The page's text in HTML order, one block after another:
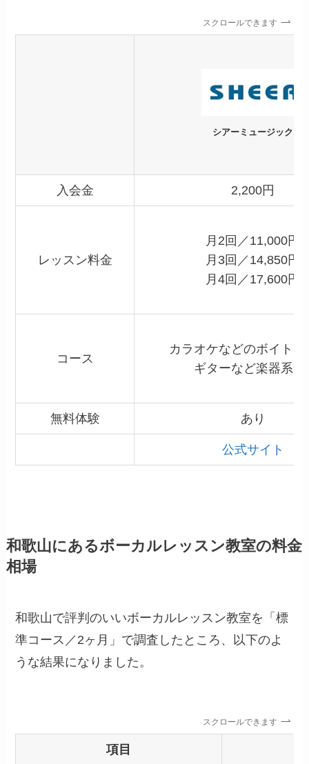
スクロールできます
シアーミュージック
入会金 2,200円
レッスン料金
月2回／11,000円
月3回／14,850円
月4回／17,600円
コース
カラオケなどのボイトレ
ギターなど楽器系9
無料体験 あり
公式サイト
和歌山にあるボーカルレッスン教室の料金
相場
和歌山で評判のいいボーカルレッスン教室を「標
準コース／2ヶ月」で調査したところ、以下のよ
うな結果になりました。
スクロールできます
項目